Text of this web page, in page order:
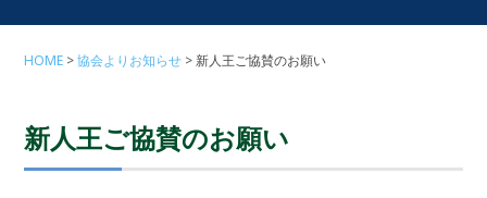
HOME 協会よりお知らせ 新人王ご協賛のお願い
新人王ご協賛のお願い